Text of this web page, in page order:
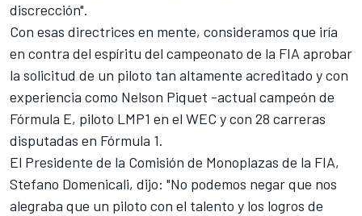
discrección".
Con esas directrices en mente, consideramos que iría
en contra del espíritu del campeonato de la FIA aprobar
la solicitud de un piloto tan altamente acreditado y con
experiencia como Nelson Piquet -actual campeón de
Fórmula E, piloto LMP1 en el WEC y con 28 carreras
disputadas en Fórmula 1.
El Presidente de la Comisión de Monoplazas de la FIA,
Stefano Domenicali, dijo: "No podemos negar que nos
alegraba que un piloto con el talento y los logros de